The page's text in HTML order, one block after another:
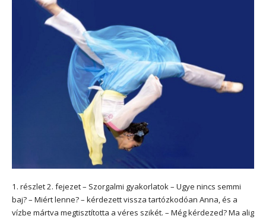
1. részlet 2. fejezet – Szorgalmi gyakorlatok – Ugye nincs semmi
baj? – Miért lenne? – kérdezett vissza tartózkodóan Anna, és a
vízbe mártva megtisztította a véres szikét. – Még kérdezed? Ma alig